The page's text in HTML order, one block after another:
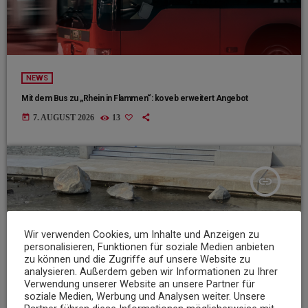
NEWS
Mit dem Bus zu „Rhein in Flammen“: koveb erweitert Angebot
today 7. AUGUST 2026 13
insert_link
Wir verwenden Cookies, um Inhalte und Anzeigen zu
personalisieren, Funktionen für soziale Medien anbieten
zu können und die Zugriffe auf unsere Website zu
analysieren. Außerdem geben wir Informationen zu Ihrer
Verwendung unserer Website an unsere Partner für
soziale Medien, Werbung und Analysen weiter. Unsere